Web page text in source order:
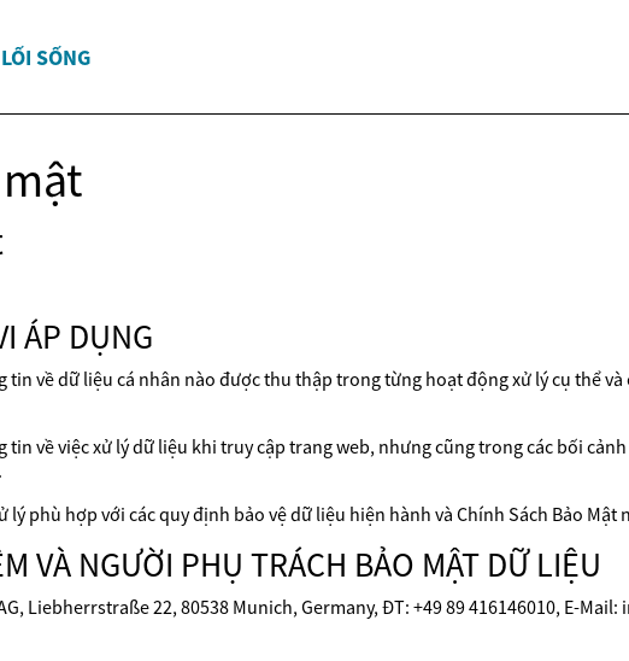
LỐI SỐNG
ÁP DỤNG
tin về dữ liệu cá nhân nào được thu thập trong từng hoạt động xử lý cụ thể
tin về việc xử lý dữ liệu khi truy cập trang web, nhưng cũng trong các bối
lý phù hợp với các quy định bảo vệ dữ liệu hiện hành và Chính Sách Bảo Mật
VÀ NGƯỜI PHỤ TRÁCH BẢO MẬT DỮ LIỆU
Liebherrstraße 22, 80538 Munich, Germany, ĐT: +49 89 416146010, E-